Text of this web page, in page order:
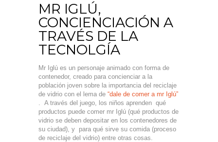
MR IGLÚ,
CONCIENCIACIÓN A
TRAVÉS DE LA
TECNOLGÍA
Mr Iglú es un personaje animado con forma de
contenedor, creado para concienciar a la
población joven sobre la importancia del reciclaje
de vidrio con el lema de “dale de comer a mr Iglú”
. A través del juego, los niños aprenden qué
productos puede comer mr Iglú (qué productos de
vidrio se deben depositar en los contenedores de
su ciudad), y para qué sirve su comida (proceso
de reciclaje del vidrio) entre otras cosas.